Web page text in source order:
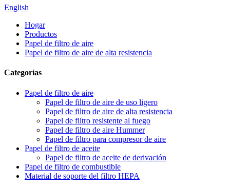
English
Hogar
Productos
Papel de filtro de aire
Papel de filtro de aire de alta resistencia
Categorías
Papel de filtro de aire
Papel de filtro de aire de uso ligero
Papel de filtro de aire de alta resistencia
Papel de filtro resistente al fuego
Papel de filtro de aire Hummer
Papel de filtro para compresor de aire
Papel de filtro de aceite
Papel de filtro de aceite de derivación
Papel de filtro de combustible
Material de soporte del filtro HEPA